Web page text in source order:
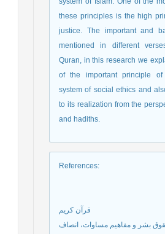
these principles is the high
justice. The important and
mentioned in different
Quran, in this research we
of the important principle
system of social ethics and
to its realization from the
and hadiths.
References:
قرآن کریم
بشر و مفاهيم مساوات، انصاف